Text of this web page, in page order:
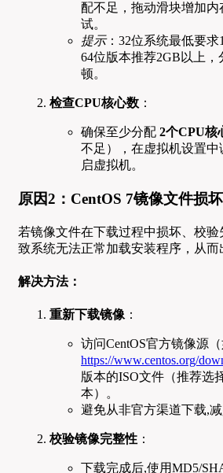
配不足，拖动滑块增加
试。
提示：32位系统最低要求
64位版本推荐2GB以上
顿。
检查CPU核心数 ：
确保至少分配 2个CPU核
不足），在虚拟机设置
启虚拟机。
原因2：CentOS 7镜像文件损
若镜像文件在下载过程中损坏、校
致系统无法正常加载安装程序，从而
解决方法：
重新下载镜像 ：
访问CentOS官方镜像源
https://www.centos.org/
版本的ISO文件（推荐选
本）。
避免从非官方渠道下载,
校验镜像完整性 ：
下载完成后,使用MD5/